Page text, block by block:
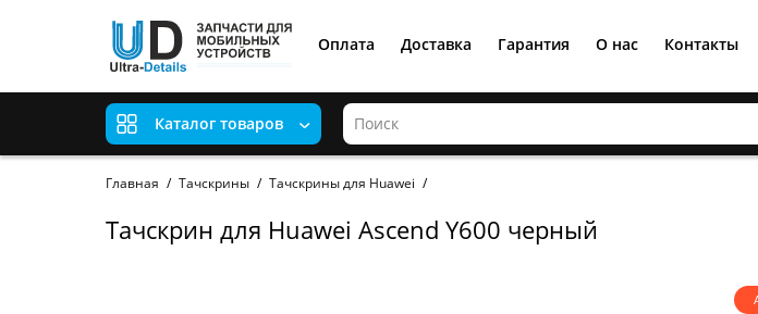
Оплата Доставка Гарантия О нас Контакты
Каталог товаров
Главная Тачскрины Тачскрины для Huawei
Тачскрин для Huawei Ascend Y600 черный